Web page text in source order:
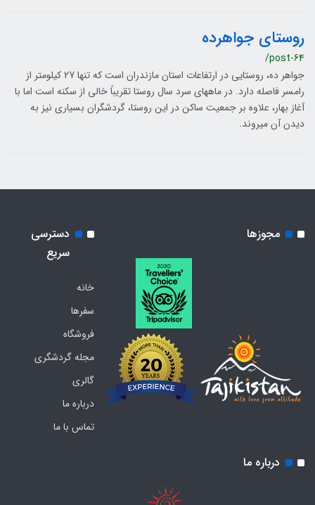
روستای جواهرده
/post-64
جواهر ده، روستایی در ارتفاعات استان مازندران است که تنها 27 کیلومتر از
رامسر فاصله دارد. در ماه‎های سرد سال روستا تقریباً خالی از سکنه است اما با
آغاز بهار، علاوه بر جمعیت ساکن در این روستا، گردشگران بسیاری نیز به
دیدن آن می‎روند.
مجوزها
دسترسی
سریع
خانه
سفرها
فروشگاه
مجله گردشگری
گالری
درباره ما
تماس با ما
درباره ما